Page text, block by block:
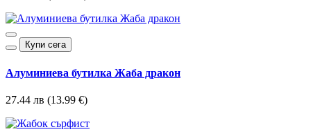
Купи сега
Алуминиева бутилка Жаба дракон
27.44 лв (13.99 €)